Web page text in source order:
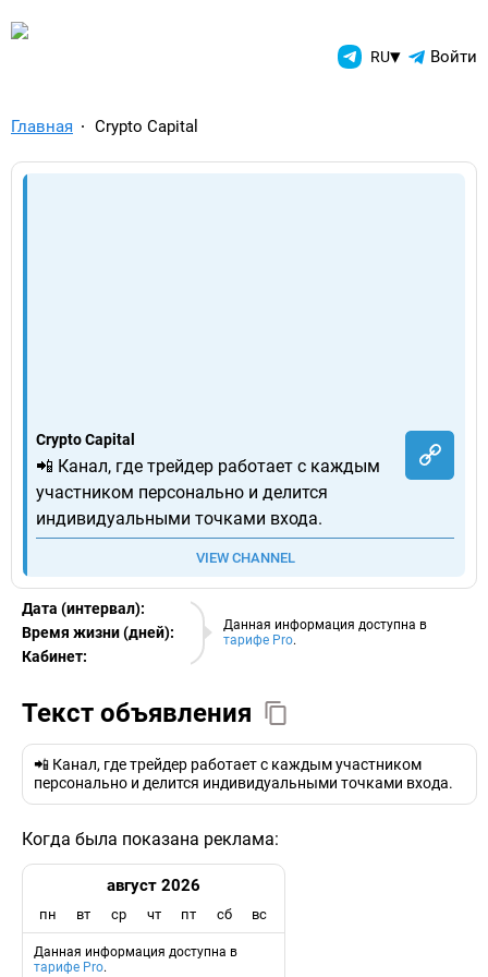
TelegramAds.com — RU▾ Войти
Главная Crypto Capital
Crypto Capital
📲 Канал, где трейдер работает с каждым
участником персонально и делится
индивидуальными точками входа.
VIEW CHANNEL
Данная информация доступна в
тарифе Pro.
Дата (интервал):
08.08.2026
Время жизни (дней):
Кабинет:
EURO
Текст объявления
📲 Канал, где трейдер работает с каждым участником
персонально и делится индивидуальными точками входа.
Когда была показана реклама:
август 2026
пн вт ср чт пт сб вс
Данная информация доступна в
тарифе Pro.